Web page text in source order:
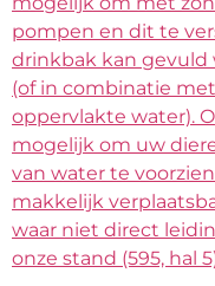
pompen en dit te
drinkbak kan
(of in combinatie
oppervlakte water).
mogelijk om uw
van water te
makkelijk
waar niet direct
onze stand (595, hal